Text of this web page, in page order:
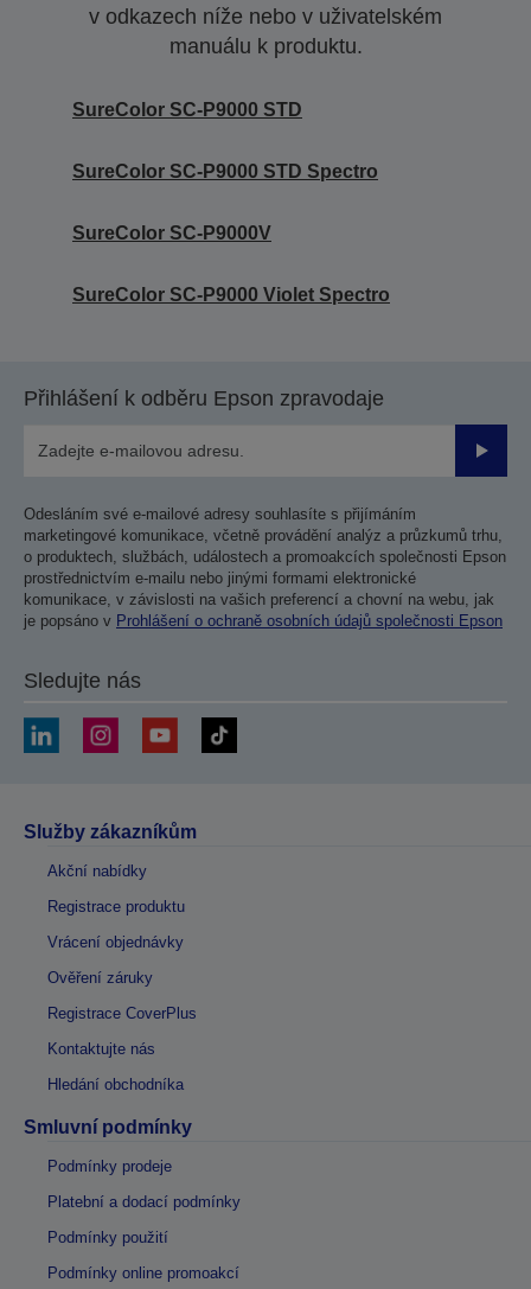
v odkazech níže nebo v uživatelském
manuálu k produktu.
SureColor SC-P9000 STD
SureColor SC-P9000 STD Spectro
SureColor SC-P9000V
SureColor SC-P9000 Violet Spectro
Přihlášení k odběru Epson zpravodaje
Odesláním své e-mailové adresy souhlasíte s přijímáním
marketingové komunikace, včetně provádění analýz a průzkumů trhu,
o produktech, službách, událostech a promoakcích společnosti Epson
prostřednictvím e-mailu nebo jinými formami elektronické
komunikace, v závislosti na vašich preferencí a chovní na webu, jak
je popsáno v Prohlášení o ochraně osobních údajů společnosti Epson
Sledujte nás
Služby zákazníkům
Akční nabídky
Registrace produktu
Vrácení objednávky
Ověření záruky
Registrace CoverPlus
Kontaktujte nás
Hledání obchodníka
Smluvní podmínky
Podmínky prodeje
Platební a dodací podmínky
Podmínky použití
Podmínky online promoakcí